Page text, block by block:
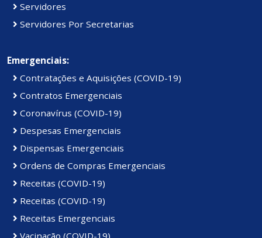
Servidores
Servidores Por Secretarias
Emergenciais:
Contratações e Aquisições (COVID-19)
Contratos Emergenciais
Coronavírus (COVID-19)
Despesas Emergenciais
Dispensas Emergenciais
Ordens de Compras Emergenciais
Receitas (COVID-19)
Receitas (COVID-19)
Receitas Emergenciais